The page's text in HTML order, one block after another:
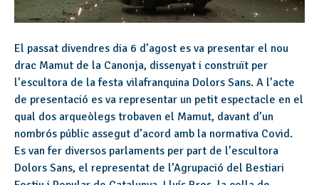
El passat divendres dia 6 d’agost es va presentar el nou
drac Mamut de la Canonja, dissenyat i construït per
l’escultora de la festa vilafranquina Dolors Sans. A l’acte
de presentació es va representar un petit espectacle en el
qual dos arqueòlegs trobaven el Mamut, davant d’un
nombrós públic assegut d’acord amb la normativa Covid.
Es van fer diversos parlaments per part de l’escultora
Dolors Sans, el representat de l’Agrupació del Bestiari